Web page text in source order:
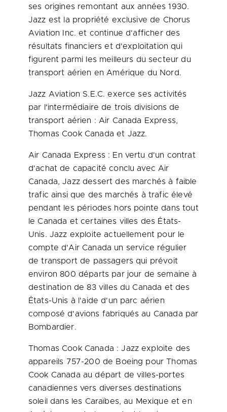
ses origines remontant aux années 1930.
Jazz est la propriété exclusive de Chorus
Aviation Inc. et continue d'afficher des
résultats financiers et d'exploitation qui
figurent parmi les meilleurs du secteur du
transport aérien en Amérique du Nord.
Jazz Aviation S.E.C. exerce ses activités
par l'intermédiaire de trois divisions de
transport aérien : Air Canada Express,
Thomas Cook Canada et Jazz.
Air Canada Express : En vertu d'un contrat
d'achat de capacité conclu avec Air
Canada, Jazz dessert des marchés à faible
trafic ainsi que des marchés à trafic élevé
pendant les périodes hors pointe dans tout
leCanada et certaines villes des États-
Unis. Jazz exploite actuellement pour le
compte d'AirCanada un service régulier
de transport de passagers qui prévoit
environ 800 départs par jour de semaine à
destination de 83 villes duCanada et des
États-Unis à l'aide d'un parc aérien
composé d'avions fabriqués au Canada par
Bombardier.
Thomas CookCanada : Jazz exploite des
appareils 757-200 de Boeing pourThomas
Cook Canada au départ de villes-portes
canadiennes vers diverses destinations
soleil dans les Caraïbes, au Mexique et en